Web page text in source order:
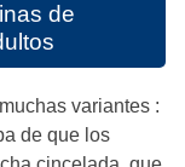
de
variantes :
de que los